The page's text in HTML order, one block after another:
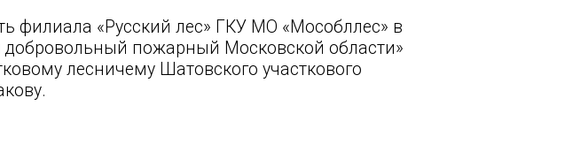
филиала «Русский лес» ГКУ МО «Мособллес» в
добровольный пожарный Московской области»
лесничему Шатовского участкового